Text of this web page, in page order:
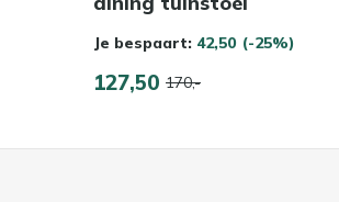
Je bespaart: 42,50 (-25%)
127,50 170,-